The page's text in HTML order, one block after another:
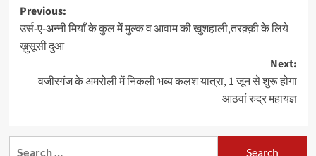
Post
navigation
Previous:
उर्स-ए-अन्नी मियाँ के कुल में मुल्क व आवाम की खुशहाली,तरक़्क़ी के लिये
ख़ुसूसी दुआ
Next:
वजीरगंज के अमरोली में निकली भव्य कलश यात्रा, 1 जून से शुरू होगा
आठवां रुद्र महायज्ञ